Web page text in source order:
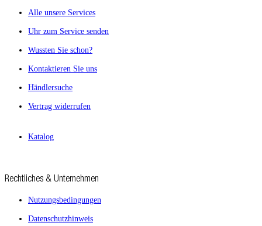
Alle unsere Services
Uhr zum Service senden
Wussten Sie schon?
Kontaktieren Sie uns
Händlersuche
Vertrag widerrufen
Katalog
Rechtliches & Unternehmen
Nutzungsbedingungen
Datenschutzhinweis